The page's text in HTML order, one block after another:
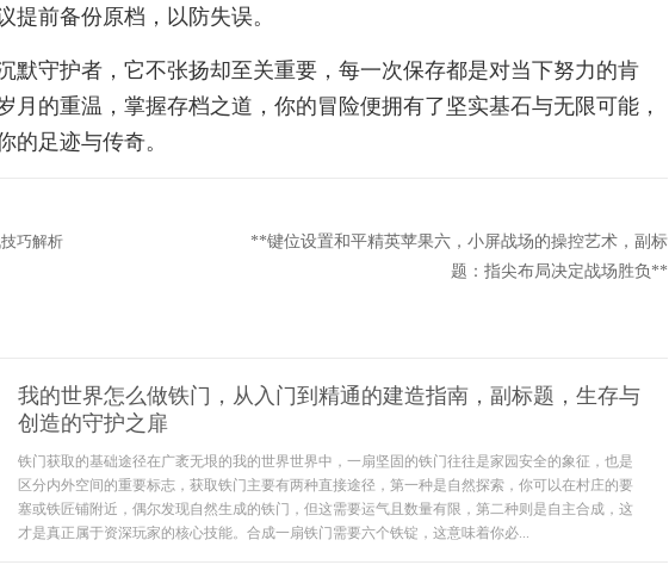
提前备份原档，以防失误。
默守护者，它不张扬却至关重要，每一次保存都是对当下努力的肯
月的重温，掌握存档之道，你的冒险便拥有了坚实基石与无限可能，
的足迹与传奇。
巧解析
**键位设置和平精英苹果六，小屏战场的操控艺术，副标
题：指尖布局决定战场胜负**
我的世界怎么做铁门，从入门到精通的建造指南，副标题，生存与
创造的守护之扉
铁门获取的基础途径在广袤无垠的我的世界世界中，一扇坚固的铁门往往是家园安全的象征，也是
区分内外空间的重要标志，获取铁门主要有两种直接途径，第一种是自然探索，你可以在村庄的要
塞或铁匠铺附近，偶尔发现自然生成的铁门，但这需要运气且数量有限，第二种则是自主合成，这
才是真正属于资深玩家的核心技能。合成一扇铁门需要六个铁锭，这意味着你必...